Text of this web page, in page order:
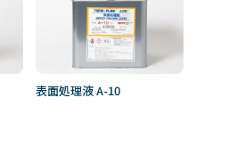
表面処理液 A-10